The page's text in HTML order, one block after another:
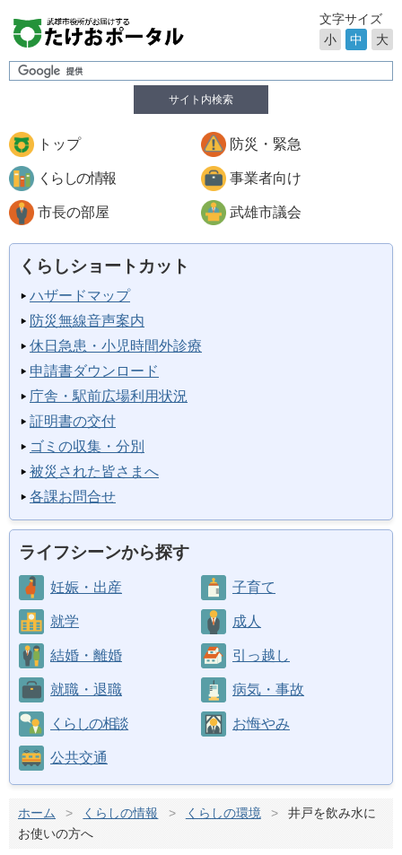
サイト内検索
文字サイズ
小
中 大
トップ 防災・緊急
くらしの情報 事業者向け
市長の部屋 武雄市議会
くらしショートカット
ハザードマップ
防災無線音声案内
休日急患・小児時間外診療
申請書ダウンロード
庁舎・駅前広場利用状況
証明書の交付
ゴミの収集・分別
被災された皆さまへ
各課お問合せ
ライフシーンから探す
妊娠・出産 子育て
就学 成人
結婚・離婚 引っ越し
就職・退職 病気・事故
くらしの相談 お悔やみ
公共交通
ホーム > くらしの情報 > くらしの環境 >
井戸を飲み水に
お使いの方へ